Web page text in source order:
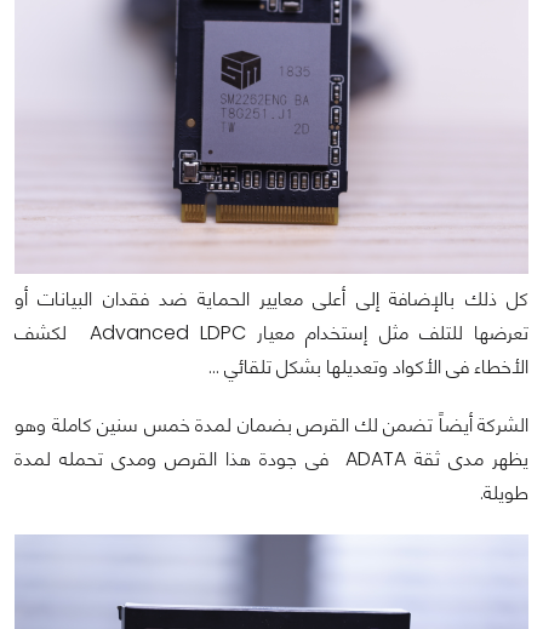
كل ذلك بالإضافة إلى أعلى معايير الحماية ضد فقدان البيانات أو
تعرضها للتلف مثل إستخدام معيار Advanced LDPC لكشف
الأخطاء فى الأكواد وتعديلها بشكل تلقائي ...
الشركة أيضاً تضمن لك القرص بضمان لمدة خمس سنين كاملة وهو
يظهر مدى ثقة ADATA فى جودة هذا القرص ومدى تحمله لمدة
طويلة.